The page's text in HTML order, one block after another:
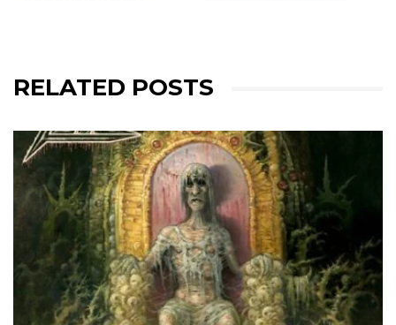
RELATED POSTS